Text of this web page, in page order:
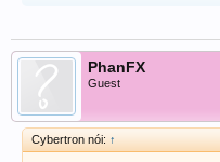
PhanFX
Guest
Cybertron nói: ↑